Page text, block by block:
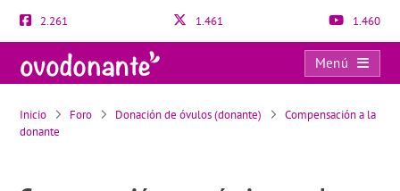
2.261 1.461 1.460
Menú
Compensación económica por la donación de óvulos
Inicio Foro Donación de óvulos (donante)
Compensación a la
donante